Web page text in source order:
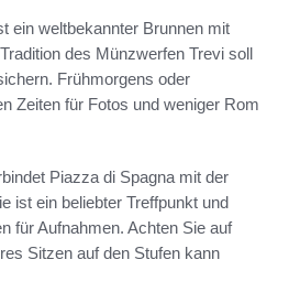
ein weltbekannter Brunnen mit
des Münzwerfen Trevi soll
Frühmorgens oder
Zeiten für Fotos und weniger Rom
Piazza di Spagna mit der
ist ein beliebter Treffpunkt und
für Aufnahmen. Achten Sie auf
Sitzen auf den Stufen kann